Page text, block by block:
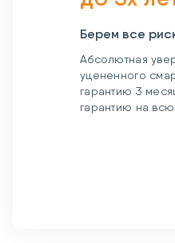
Берем все
Абсолютная
уцененного
гарантию 3
гарантию на всю